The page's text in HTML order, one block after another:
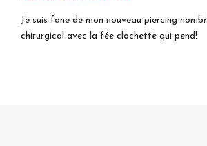
Je suis fane de mon nouveau piercing
chirurgical avec la fée clochette qui pend!